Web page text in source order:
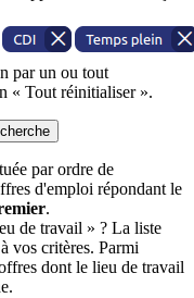
par un ou tout
« Tout réinitialiser ».
par ordre de
d'emploi répondant le
.
de travail » ? La liste
vos critères. Parmi
dont le lieu de travail